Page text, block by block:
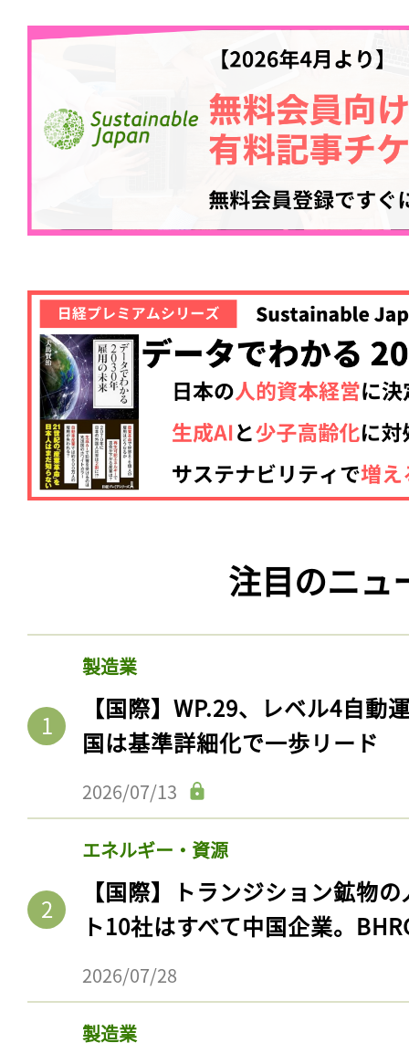
注目のニュ
製造業
【国際】WP.29、レベル4自動
国は基準詳細化で一歩リード
2026/07/13
エネルギー・資源
【国際】トランジション鉱物
ト10社はすべて中国企業。
2026/07/28
製造業